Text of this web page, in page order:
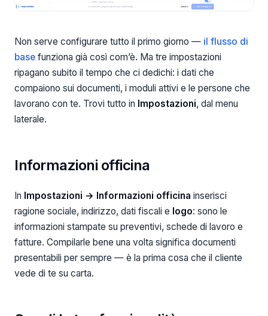
Non serve configurare tutto il primo giorno — il flusso di
base funziona già così com’è. Ma tre impostazioni
ripagano subito il tempo che ci dedichi: i dati che
compaiono sui documenti, i moduli attivi e le persone che
lavorano con te. Trovi tutto in Impostazioni, dal menu
laterale.
Informazioni officina
In Impostazioni → Informazioni officina inserisci
ragione sociale, indirizzo, dati fiscali e logo: sono le
informazioni stampate su preventivi, schede di lavoro e
fatture. Compilarle bene una volta significa documenti
presentabili per sempre — è la prima cosa che il cliente
vede di te su carta.